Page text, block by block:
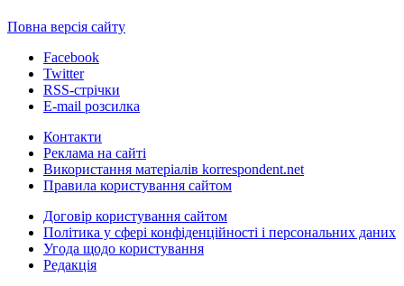
Повна версія сайту
Facebook
Twitter
RSS-стрічки
E-mail розсилка
Контакти
Реклама на сайті
Використання матеріалів korrespondent.net
Правила користування сайтом
Договір користування сайтом
Політика у сфері конфіденційності і персональних даних
Угода щодо користування
Редакція